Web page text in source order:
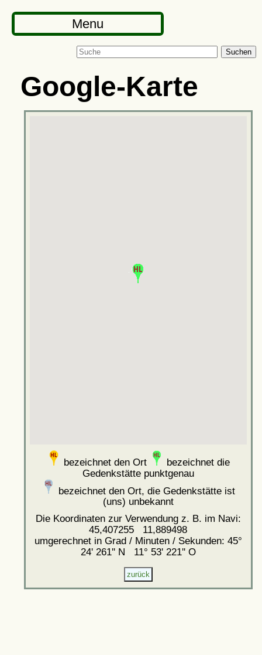
Menu
Suchen
Google-Karte
bezeichnet den Ort
bezeichnet die
Gedenkstätte punktgenau
bezeichnet den Ort, die Gedenkstätte ist
(uns) unbekannt
Die Koordinaten zur Verwendung z. B. im Navi:
45,407255 11,889498
umgerechnet in Grad / Minuten / Sekunden: 45°
24' 261'' N 11° 53' 221'' O